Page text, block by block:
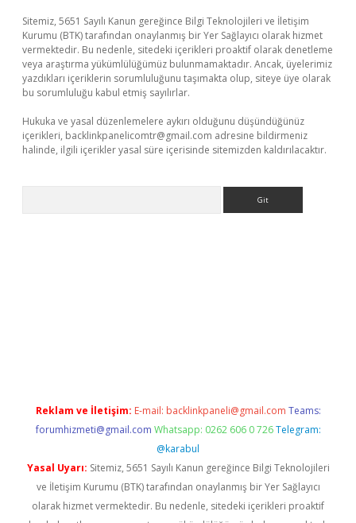
Sitemiz, 5651 Sayılı Kanun gereğince Bilgi Teknolojileri ve İletişim
Kurumu (BTK) tarafından onaylanmış bir Yer Sağlayıcı olarak hizmet
vermektedir. Bu nedenle, sitedeki içerikleri proaktif olarak denetleme
veya araştırma yükümlülüğümüz bulunmamaktadır. Ancak, üyelerimiz
yazdıkları içeriklerin sorumluluğunu taşımakta olup, siteye üye olarak
bu sorumluluğu kabul etmiş sayılırlar.
Hukuka ve yasal düzenlemelere aykırı olduğunu düşündüğünüz
içerikleri, backlinkpanelicomtr@gmail.com adresine bildirmeniz
halinde, ilgili içerikler yasal süre içerisinde sitemizden kaldırılacaktır.
Reklam ve İletişim: E-mail: backlinkpaneli@gmail.com Teams:
forumhizmeti@gmail.com Whatsapp: 0262 606 0 726 Telegram:
@karabul
Yasal Uyarı: Sitemiz, 5651 Sayılı Kanun gereğince Bilgi Teknolojileri
ve İletişim Kurumu (BTK) tarafından onaylanmış bir Yer Sağlayıcı
olarak hizmet vermektedir. Bu nedenle, sitedeki içerikleri proaktif